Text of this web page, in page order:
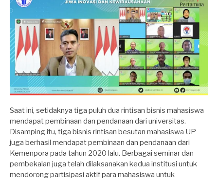
Saat ini, setidaknya tiga puluh dua rintisan bisnis mahasiswa
mendapat pembinaan dan pendanaan dari universitas.
Disamping itu, tiga bisnis rintisan besutan mahasiswa UP
juga berhasil mendapat pembinaan dan pendanaan dari
Kemenpora pada tahun 2020 lalu. Berbagai seminar dan
pembekalan juga telah dilaksanakan kedua institusi untuk
mendorong partisipasi aktif para mahasiswa untuk